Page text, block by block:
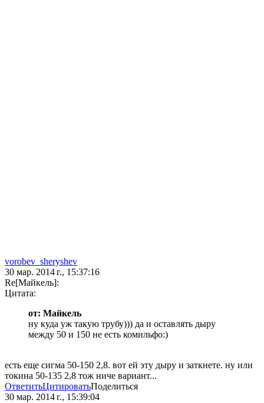
vorobev_sheryshev
30 мар. 2014 г., 15:37:16
Re[Майкель]:
Цитата:
от: Майкель
ну куда уж такую трубу))) да и оставлять дыру
между 50 и 150 не есть комильфо:)
есть еще сигма 50-150 2,8. вот ей эту дыру и заткнете. ну или
токина 50-135 2,8 тож ниче вариант...
ОтветитьЦитироватьПоделиться
30 мар. 2014 г., 15:39:04